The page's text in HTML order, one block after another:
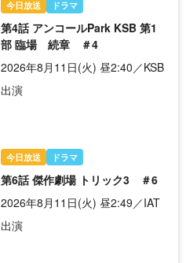
今日放送 ドラマ
第4話 アンコールPark KSB 第1
部 臨場 続章 ＃4
2026年8月11日(火) 昼2:40／KSB
出演
今日放送 ドラマ
第6話 傑作劇場 トリック3 ＃6
2026年8月11日(火) 昼2:49／IAT
出演